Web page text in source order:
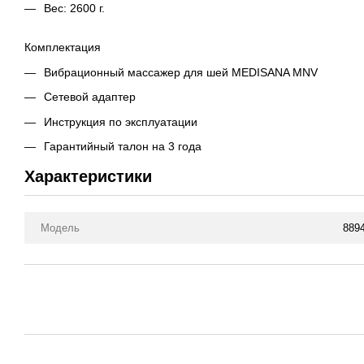
Вес: 2600 г.
Комплектация
Вибрационный массажер для шей MEDISANA MNV
Сетевой адаптер
Инструкция по эксплуатации
Гарантийный талон на 3 года
Характеристики
Модель